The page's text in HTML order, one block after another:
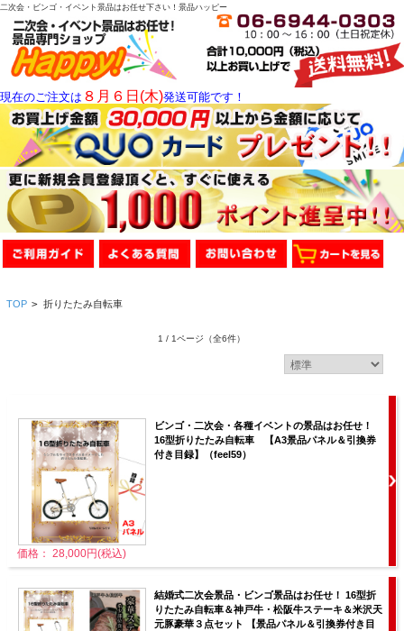
二次会・ビンゴ・イベント景品はお任せ下さい！景品ハッピー
現在のご注文は ８月６日(木)発送可能です！
TOP > 折りたたみ自転車
1 / 1ページ （全6件）
ビンゴ・二次会・各種イベントの景品はお任せ！
16型折りたたみ自転車 【A3景品パネル＆引換券
付き目録】（feel59）
価格： 28,000円(税込)
結婚式二次会景品・ビンゴ景品はお任せ！ 16型折
りたたみ自転車＆神戸牛・松阪牛ステーキ＆米沢天
元豚豪華３点セット 【景品パネル＆引換券付き目